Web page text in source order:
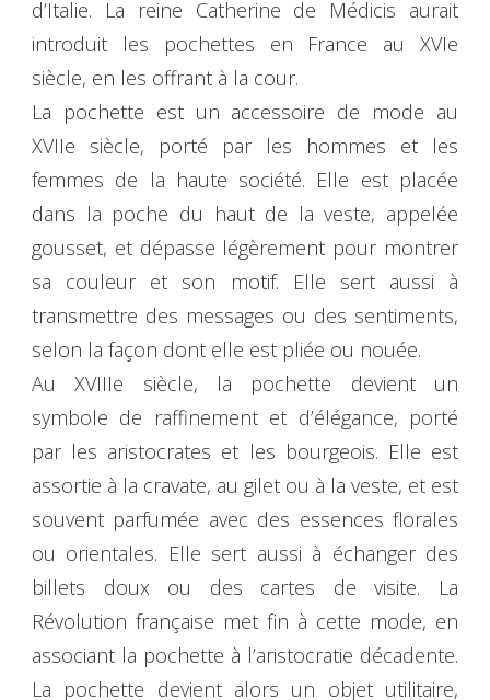
d’Italie. La reine Catherine de Médicis aurait
introduit les pochettes en France au XVIe
siècle, en les offrant à la cour.
La pochette est un accessoire de mode au
XVIIe siècle, porté par les hommes et les
femmes de la haute société. Elle est placée
dans la poche du haut de la veste, appelée
gousset, et dépasse légèrement pour montrer
sa couleur et son motif. Elle sert aussi à
transmettre des messages ou des sentiments,
selon la façon dont elle est pliée ou nouée.
Au XVIIIe siècle, la pochette devient un
symbole de raffinement et d’élégance, porté
par les aristocrates et les bourgeois. Elle est
assortie à la cravate, au gilet ou à la veste, et est
souvent parfumée avec des essences florales
ou orientales. Elle sert aussi à échanger des
billets doux ou des cartes de visite. La
Révolution française met fin à cette mode, en
associant la pochette à l’aristocratie décadente.
La pochette devient alors un objet utilitaire,